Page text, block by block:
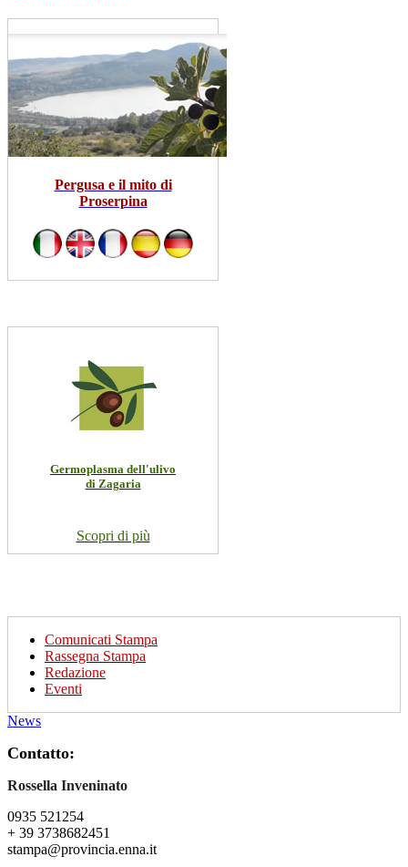
Pergusa e il mito di
Proserpina
Germoplasma dell'ulivo
di Zagaria
Scopri di più
Comunicati Stampa
Rassegna Stampa
Redazione
Eventi
News
Contatto:
Rossella Inveninato
0935 521254
+ 39 3738682451
stampa@provincia.enna.it